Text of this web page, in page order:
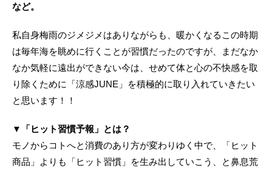
など。
私自身梅雨のジメジメはありながらも、暖かくなるこの時期
は毎年海を眺めに行くことが習慣だったのですが、まだなか
なか気軽に遠出ができない今は、せめて体と心の不快感を取
り除くために「涼感JUNE」を積極的に取り入れていきたい
と思います！！
▼「ヒット習慣予報」とは？
モノからコトへと消費のあり方が変わりゆく中で、「ヒット
商品」よりも「ヒット習慣」を生み出していこう、と鼻息荒